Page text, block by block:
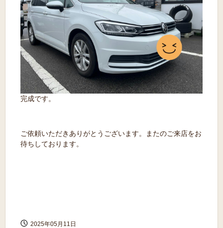
完成です。
ご依頼いただきありがとうございます。またのご来店をお
待ちしております。
2025年05月11日